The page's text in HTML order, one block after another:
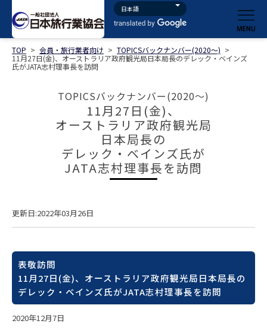
TOP > 会員・旅行業者向け > TOPICSバックナンバー(2020～) >
11月27日(金)、オーストラリア政府観光局日本局長のデレック・ベインズ
氏がJATA志村理事長を訪問
TOPICSバックナンバー(2020～)
11月27日(金)、
オーストラリア政府観光局
日本局長の
デレック・ベインズ氏が
JATA志村理事長を訪問
更新日:2022年03月26日
表敬訪問
11月27日(金)、オーストラリア政府観光局日本局長の
デレック・ベインズ氏がJATA志村理事長を訪問
2020年12月7日